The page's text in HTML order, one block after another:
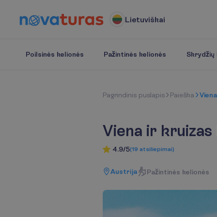
Lietuviškai
Poilsinės kelionės Pažintinės kelionės Skrydžių
Pagrindinis puslapis Paieška
Viena ir kruizas
4.9/5(19 atsiliepimai)
Austrija Pažintinės kelionės